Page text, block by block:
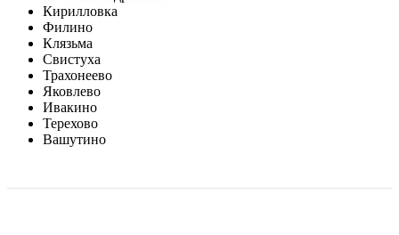
Кирилловка
Филино
Клязьма
Свистуха
Трахонеево
Яковлево
Ивакино
Терехово
Вашутино